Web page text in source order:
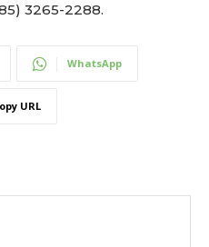
3265-2288.
WhatsApp
URL